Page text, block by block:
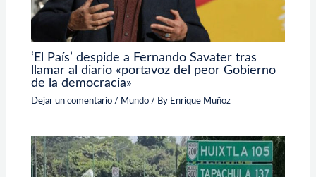
‘El País’ despide a Fernando Savater tras
llamar al diario «portavoz del peor Gobierno
de la democracia»
Dejar un comentario / Mundo / By Enrique Muñoz